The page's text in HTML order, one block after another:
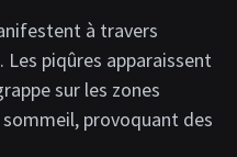
à travers
piqûres apparaissent
sur les zones
provoquant des